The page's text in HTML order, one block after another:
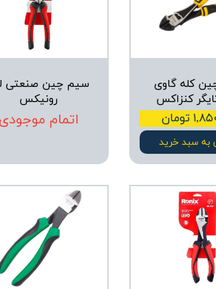
کله گاوی
کنزاکس
تومان
به سبد خرید
سیم چین صنعتی
رونیکس
اتمام موجودی